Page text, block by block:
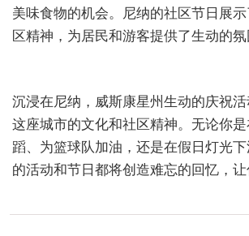
美味食物的机会。尼纳的社区节日展
区精神，为居民和游客提供了生动的氛
沉浸在尼纳，威斯康星州生动的庆祝
这座城市的文化和社区精神。无论你
蹈、为篮球队加油，还是在假日灯光
的活动和节日都将创造难忘的回忆，让